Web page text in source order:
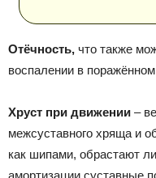
Отёчность, что также
воспалении в
Хруст при движении –
межсуставного хряща и
как шипами, обрастают
амортизации суставные